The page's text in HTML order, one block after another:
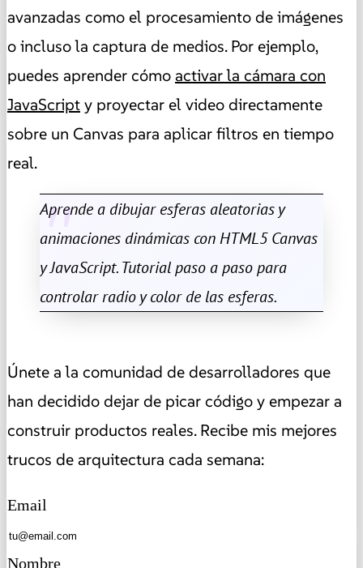
avanzadas como el procesamiento de imágenes
o incluso la captura de medios. Por ejemplo,
puedes aprender cómoactivar la cámara con
JavaScripty proyectar el video directamente
sobre un Canvas para aplicar filtros en tiempo
real.
Aprende a dibujar esferas aleatorias y
animaciones dinámicas con HTML5 Canvas
y JavaScript. Tutorial paso a paso para
controlar radio y color de las esferas.
Únete a la comunidad de desarrolladores que
han decidido dejar de picar código y empezar a
construir productos reales. Recibe mis mejores
trucos de arquitectura cada semana:
Email
Nombre